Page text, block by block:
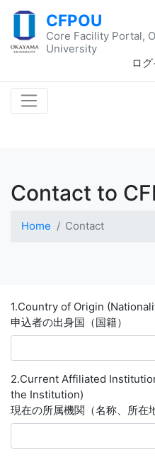
CFPOU
Core Facility Portal,
University
ロ
Contact to
Home Contact
1.Country of Origin
申込者の出身国（国籍）
2.Current Affiliated
the Institution)
現在の所属機関（名称、所在